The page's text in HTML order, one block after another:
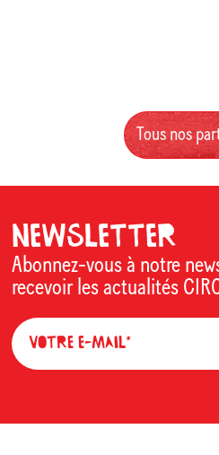
Tous nos
Newsletter
Abonnez-vous à notre
recevoir les actualités